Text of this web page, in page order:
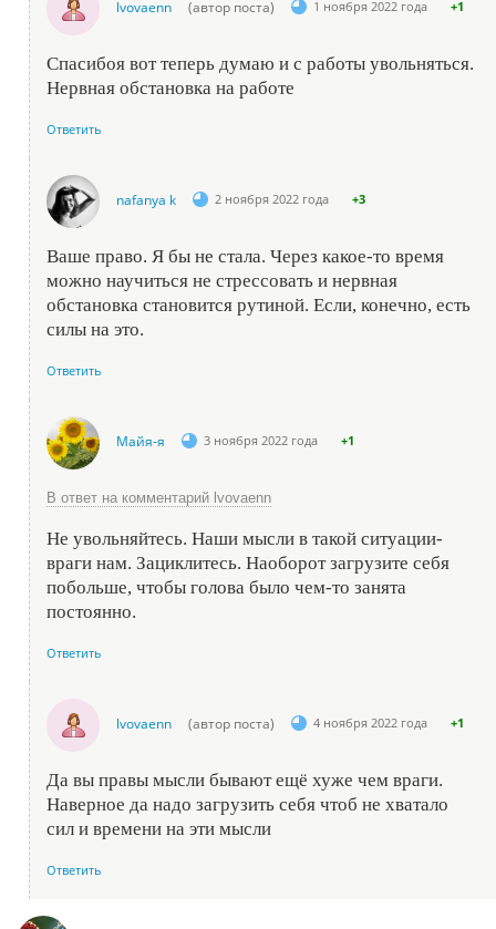
lvovaenn (автор поста) 1 ноября 2022 года +1
Спасибоя вот теперь думаю и с работы увольняться.
Нервная обстановка на работе
Ответить
nafanya k 2 ноября 2022 года +3
Ваше право. Я бы не стала. Через какое-то время
можно научиться не стрессовать и нервная
обстановка становится рутиной. Если, конечно, есть
силы на это.
Ответить
Майя-я 3 ноября 2022 года +1
В ответ на комментарий lvovaenn
Не увольняйтесь. Наши мысли в такой ситуации-
враги нам. Зациклитесь. Наоборот загрузите себя
побольше, чтобы голова было чем-то занята
постоянно.
Ответить
lvovaenn (автор поста) 4 ноября 2022 года +1
Да вы правы мысли бывают ещё хуже чем враги.
Наверное да надо загрузить себя чтоб не хватало
сил и времени на эти мысли
Ответить